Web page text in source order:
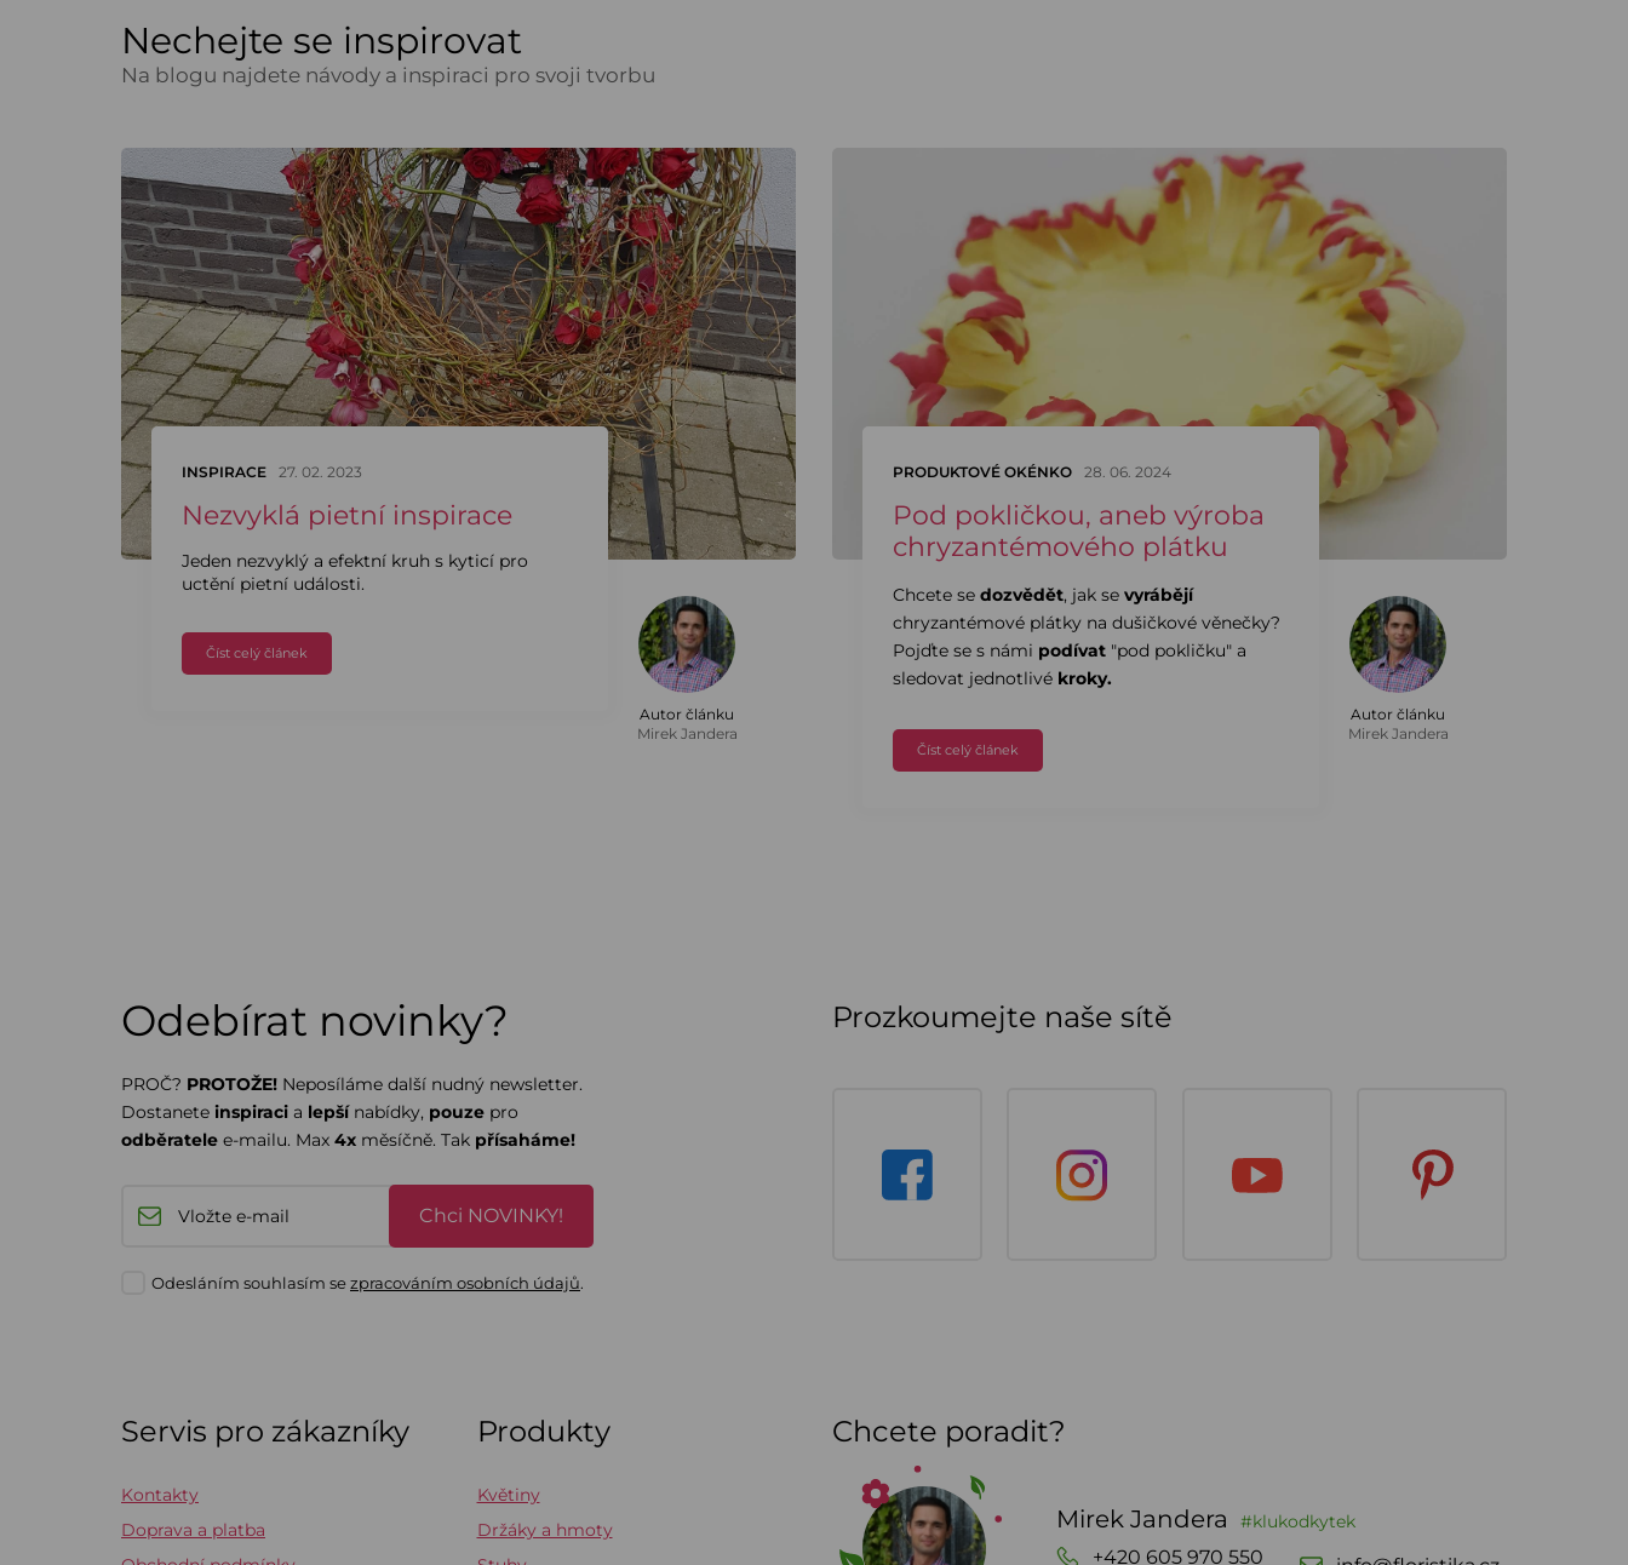
Nechejte se inspirovat
Na blogu najdete návody a inspiraci pro svoji tvorbu
INSPIRACE 27. 02. 2023
Nezvyklá pietní inspirace
Jeden nezvyklý a efektní kruh s kyticí pro
uctění pietní události.
Číst celý článek
Autor článku
Mirek Jandera
PRODUKTOVÉ OKÉNKO 28. 06. 2024
Pod pokličkou, aneb výroba
chryzantémového plátku
Chcete se dozvědět, jak se vyrábějí
chryzantémové plátky na dušičkové věnečky?
Pojďte se s námi podívat "pod pokličku" a
sledovat jednotlivé kroky.
Číst celý článek
Autor článku
Mirek Jandera
Odebírat novinky?
PROČ? PROTOŽE! Neposíláme další nudný newsletter.
Dostanete inspiraci a lepšínabídky, pouze pro
odběratele e-mailu. Max 4x měsíčně. Tak přísaháme!
Chci NOVINKY!
Odesláním souhlasím sezpracováním osobních údajů.
Prozkoumejte naše sítě
Servis pro zákazníky
Kontakty
Doprava a platba
Produkty
Květiny
Držáky a hmoty
Chcete poradit?
Mirek Jandera #klukodkytek
+420 605 970 550